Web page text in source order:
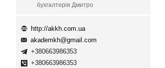
бухгалтерія Дмитро
http://akkh.com.ua
akademkh@gmail.com
+380663986353
+380663986353